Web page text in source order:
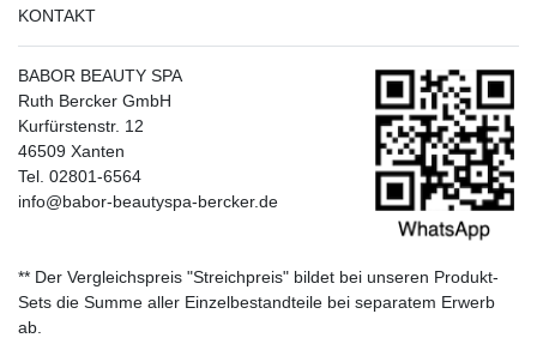
KONTAKT
BABOR BEAUTY SPA
Ruth Bercker GmbH
Kurfürstenstr. 12
46509 Xanten
Tel. 02801-6564
info@babor-beautyspa-bercker.de
** Der Vergleichspreis "Streichpreis" bildet bei unseren Produkt-
Sets die Summe aller Einzelbestandteile bei separatem Erwerb
ab.